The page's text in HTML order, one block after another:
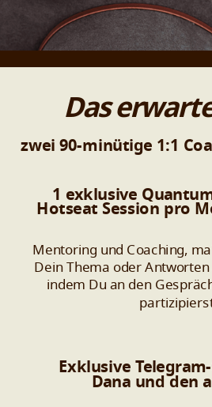
Das
zwei 90-minütige 1:1
1 exklusive
Hotseat Session pro
Mentoring und Coaching,
Dein Thema oder
indem Du an den
Exklusive
Dana und den